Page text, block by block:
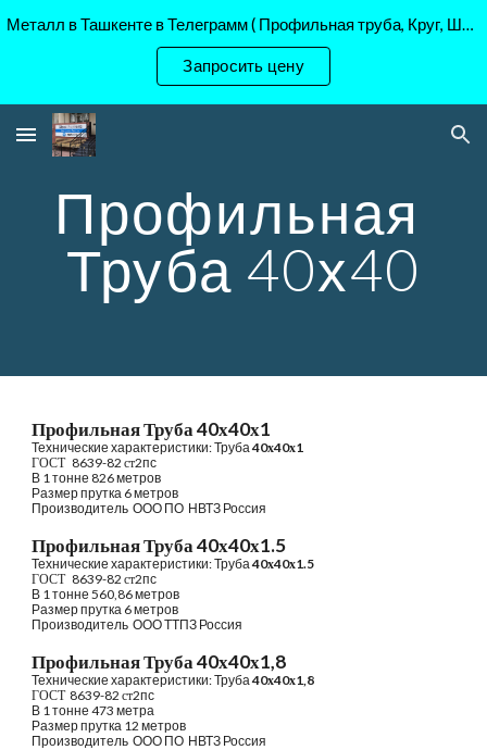
Skip to navigation
Металл в Ташкенте в Телеграмм ( Профильная труба, Круг, Шестигранник Ст45, 40Х, )
Запросить цену
Профильная
Труба 40х40
Профильная Труба 40х40х1
Технические характеристики: Труба40х40х1
ГОСТ 8639-82 ст2пс
В 1 тонне 826 метров
Размер прутка 6 метров
Производитель ООО ПО  НВТЗ Россия
Профильная Труба 40х40х1.5
Технические характеристики: Труба40х40х1.5
ГОСТ 8639-82 ст2пс
В 1 тонне 560,86 метров
Размер прутка 6 метров
Производитель ООО ТТПЗ Россия
Профильная Труба 40х40х1,8
Технические характеристики: Труба40х40х1,8
ГОСТ 8639-82 ст2пс
В 1 тонне 473 метра
Размер прутка 12 метров
Производитель ООО ПО  НВТЗ Россия